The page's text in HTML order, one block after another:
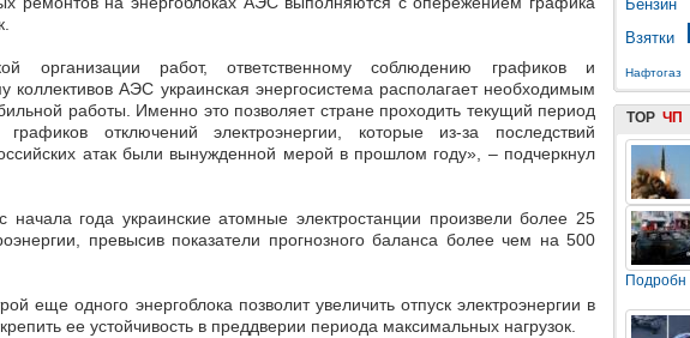
организации работ, ответственному соблюдению графиков и
коллективов АЭС украинская энергосистема располагает необходимым
работы. Именно это позволяет стране проходить текущий период
отключений электроэнергии, которые из-за последствий
атак были вынужденной мерой в прошлом году», – подчеркнул
начала года украинские атомные электростанции произвели более 25
превысив показатели прогнозного баланса более чем на 500
еще одного энергоблока позволит увеличить отпуск электроэнергии в
ее устойчивость в преддверии периода максимальных нагрузок.
Бензин
Взятки
Нафтогаз
TOP ЧП
Подробн